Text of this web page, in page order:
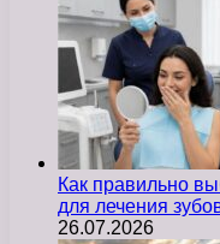
Как правильно
для лечения
26.07.2026